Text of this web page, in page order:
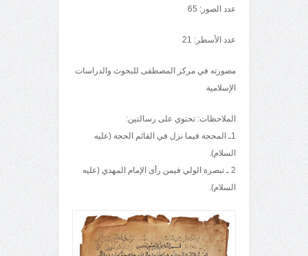
عدد الصور: 65
عدد الأسطر: 21
مصورته في مركز المصطفى للبحوث والدراسات
الإسلامية
الملاحظات: تحتوي على رسالتين:
1ـ المحجة فيما نزل في القائم الحجة (عليه
السلام).
2 ـ تبصرة الولي فيمن رأى الإمام المهدي (عليه
السلام).